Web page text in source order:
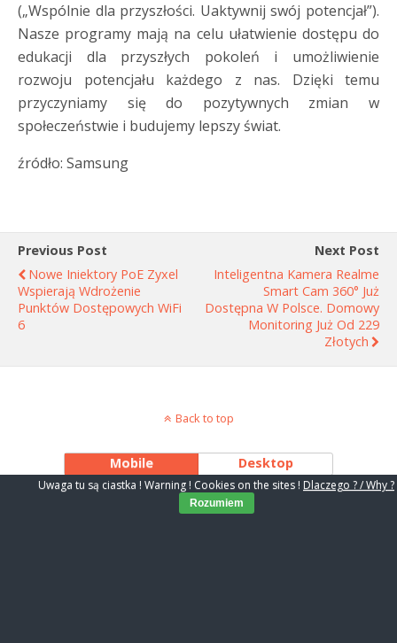
(„Wspólnie dla przyszłości. Uaktywnij swój potencjał”).
Nasze programy mają na celu ułatwienie dostępu do
edukacji dla przyszłych pokoleń i umożliwienie
rozwoju potencjału każdego z nas. Dzięki temu
przyczyniamy się do pozytywnych zmian w
społeczeństwie i budujemy lepszy świat.
źródło: Samsung
Previous Post
Nowe Iniektory PoE Zyxel
Wspierają Wdrożenie
Punktów Dostępowych WiFi
6
Next Post
Inteligentna Kamera Realme
Smart Cam 360° Już
Dostępna W Polsce. Domowy
Monitoring Już Od 229
Złotych
Back to top
Mobile Desktop
Uwaga tu są ciastka ! Warning ! Cookies on the sites ! Dlaczego ? / Why ?
Rozumiem